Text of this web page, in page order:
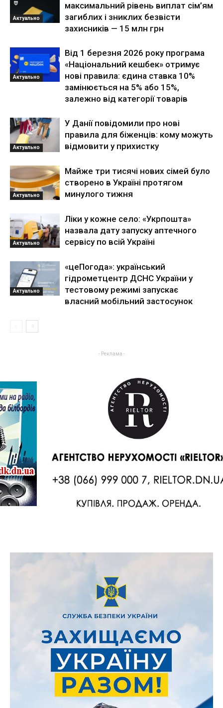
Актуально
максимальний рівень виплат сім’ям
загиблих і зниклих безвісти
захисників — 15 млн грн
Актуально
Від 1 березня 2026 року програма
«Національний кешбек» отримує
нові правила: єдина ставка 10%
замінюється на 5% або 15%,
залежно від категорії товарів
Актуально
У Данії повідомили про нові
правила для біженців: кому можуть
відмовити у прихистку
Актуально
Майже три тисячі нових сімей було
створено в Україні протягом
минулого тижня
Актуально
Ліки у кожне село: «Укрпошта»
назвала дату запуску аптечного
сервісу по всій Україні
Актуально
«цеПогода»: український
гідрометцентр ДСНС України у
тестовому режимі запускає
власний мобільний застосунок
- Реклама -